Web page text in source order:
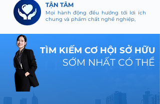
TẬN TÂM
Mọi hành động đều hướng tới lơi ích
chung và phẩm chất nghề nghiệp,
TÌM KIẾM CƠ HỘI SỞ HỮU
SỚM NHẤT CÓ THỂ